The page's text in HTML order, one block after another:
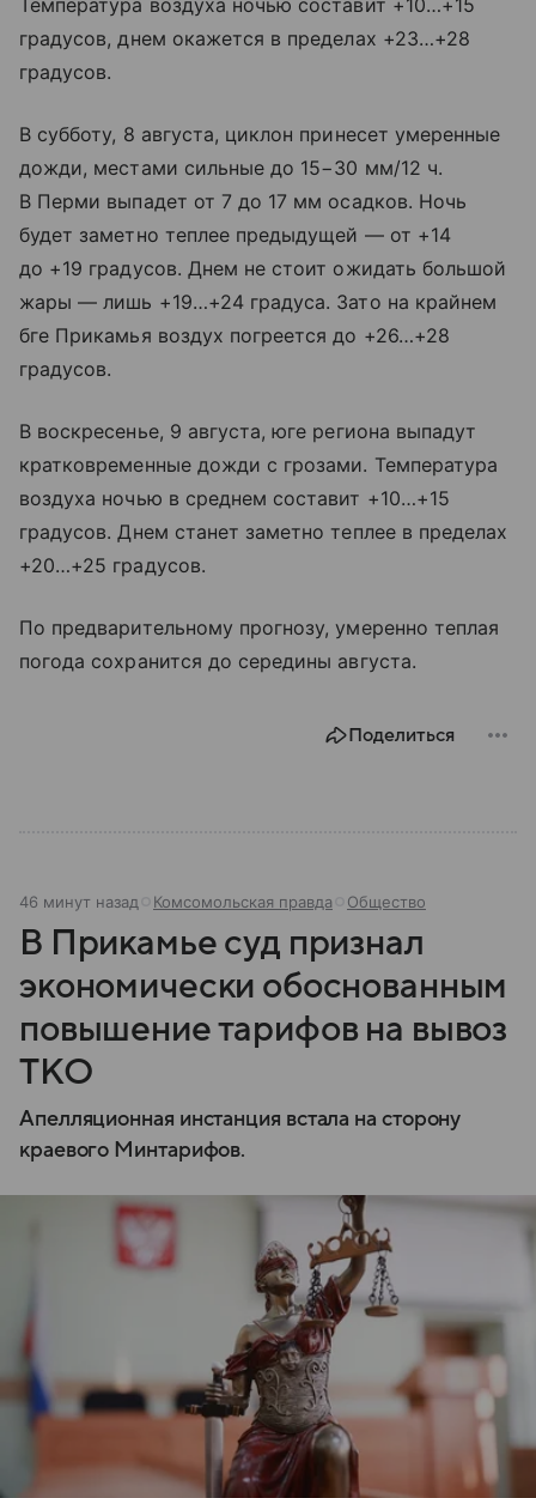
Температура воздуха ночью составит +10…+15
градусов, днем окажется в пределах +23…+28
градусов.
В субботу, 8 августа, циклон принесет умеренные
дожди, местами сильные до 15−30 мм/12 ч.
В Перми выпадет от 7 до 17 мм осадков. Ночь
будет заметно теплее предыдущей — от +14
до +19 градусов. Днем не стоит ожидать большой
жары — лишь +19…+24 градуса. Зато на крайнем
бге Прикамья воздух погреется до +26…+28
градусов.
В воскресенье, 9 августа, юге региона выпадут
кратковременные дожди с грозами. Температура
воздуха ночью в среднем составит +10…+15
градусов. Днем станет заметно теплее в пределах
+20…+25 градусов.
По предварительному прогнозу, умеренно теплая
погода сохранится до середины августа.
Поделиться
46 минут назад Комсомольская правда Общество
В Прикамье суд признал
экономически обоснованным
повышение тарифов на вывоз
ТКО
Апелляционная инстанция встала на сторону
краевого Минтарифов.